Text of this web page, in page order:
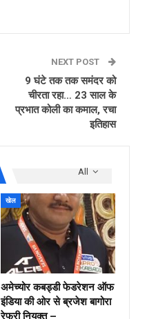
NEXT POST
9 घंटे तक तक समंदर को
चीरता रहा… 23 साल के
प्रभात कोली का कमाल, रचा
इतिहास
All
खेल
अमेच्योर कबड्डी फेडरेशन ऑफ
इंडिया की ओर से ब्रजेश बागोरा
रेफरी नियुक्त –